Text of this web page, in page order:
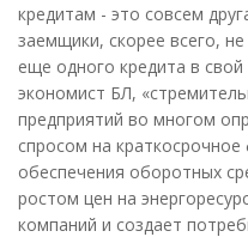
кредитам - это совсем
заемщики, скорее всего,
еще одного кредита в
экономист БЛ,
предприятий во многом
спросом на
обеспечения оборотных
ростом цен на
компаний и создает